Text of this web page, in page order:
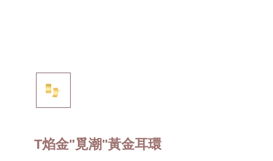
T焰金"覓潮"黃金耳環